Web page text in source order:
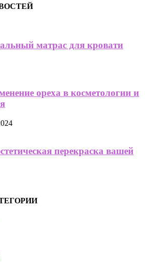
матрас для кровати
ореха в косметологии и
перекраска вашей